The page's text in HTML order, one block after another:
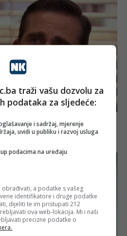
traži vašu dozvolu za
podataka za sljedeće:
i sadržaj, mjerenje
uvidi u publiku i razvoj usluga
podacima na uređaju
a podatke s vašeg
identifikatore i druge podatke
dijeliti te im pristupati 212
ova web-lokacija. Mi i naši
precizne podatke o